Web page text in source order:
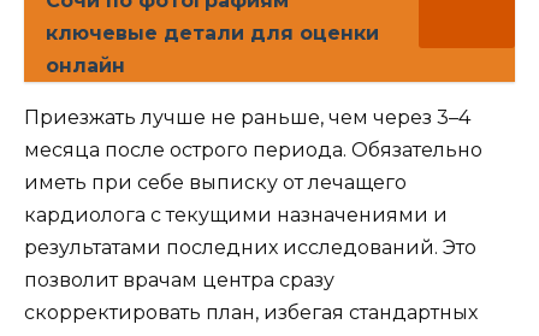
ключевые детали для оценки
онлайн
Приезжать лучше не раньше, чем через 3–4
месяца после острого периода. Обязательно
иметь при себе выписку от лечащего
кардиолога с текущими назначениями и
результатами последних исследований. Это
позволит врачам центра сразу
скорректировать план, избегая стандартных